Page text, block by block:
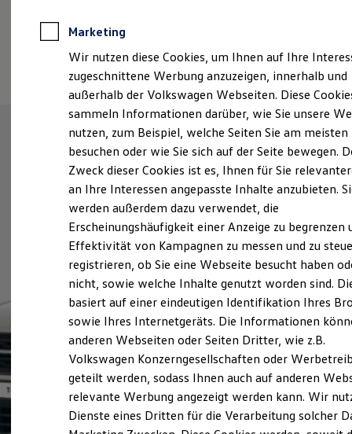
Anpfiff zum Gewinn
Elektroautos
ID. Tutorials
Elektrofahrzeugkonzepte
Reichweite
Reichweite der ID. Modelle
Reichweite im Winter
Laden
Laden unterwegs
Laden Zuhause
Ladezeitensimulator
Batterie
Sicherheit
Garantie und Lebensdauer
Nachhaltigkeit
Technologie
Kosten und Kauf
Verbrauchskosten
Kaufoptionen
E-Auto-Förderung
Software und Konnektivität
Die ID. Software 6
ID. Software Versionen und Updates
Digitale Extras
Schnittstellen zu Ihrem ID.
Impressum & Rechtliches)
Marketing
Wir nutzen diese Cookies, um Ihnen auf Ihre
zugeschnittene Werbung anzuzeigen, innerhalb und
außerhalb der Volkswagen Webseiten. Diese
sammeln Informationen darüber, wie Sie unsere
nutzen, zum Beispiel, welche Seiten Sie am meisten
besuchen oder wie Sie sich auf der Seite bewegen.
Zweck dieser Cookies ist es, Ihnen für Sie
an Ihre Interessen angepasste Inhalte anzubieten.
werden außerdem dazu verwendet, die
Erscheinungshäufigkeit einer Anzeige zu begrenzen
Effektivität von Kampagnen zu messen und zu
registrieren, ob Sie eine Webseite besucht haben
nicht, sowie welche Inhalte genutzt worden sind.
basiert auf einer eindeutigen Identifikation Ihres
sowie Ihres Internetgeräts. Die Informationen
anderen Webseiten oder Seiten Dritter, wie z.B.
Volkswagen Konzerngesellschaften oder
geteilt werden, sodass Ihnen auch auf anderen
relevante Werbung angezeigt werden kann. Wir
Dienste eines Dritten für die Verarbeitung solcher